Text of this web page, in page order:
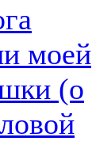
моей
(о